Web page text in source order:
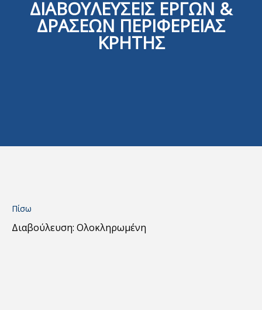
ΔΙΑΒΟΥΛΕΥΣΕΙΣ ΕΡΓΩΝ &
ΔΡΑΣΕΩΝ ΠΕΡΙΦΕΡΕΙΑΣ
ΚΡΗΤΗΣ
Πίσω
Διαβούλευση: Ολοκληρωμένη